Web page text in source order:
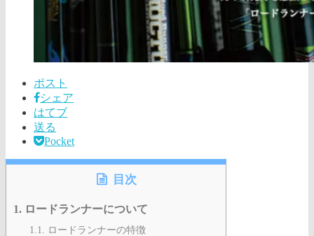
ポスト
シェア
はてブ
送る
Pocket
目次
1. ロードランナーについて
1.1. ロードランナーの特徴